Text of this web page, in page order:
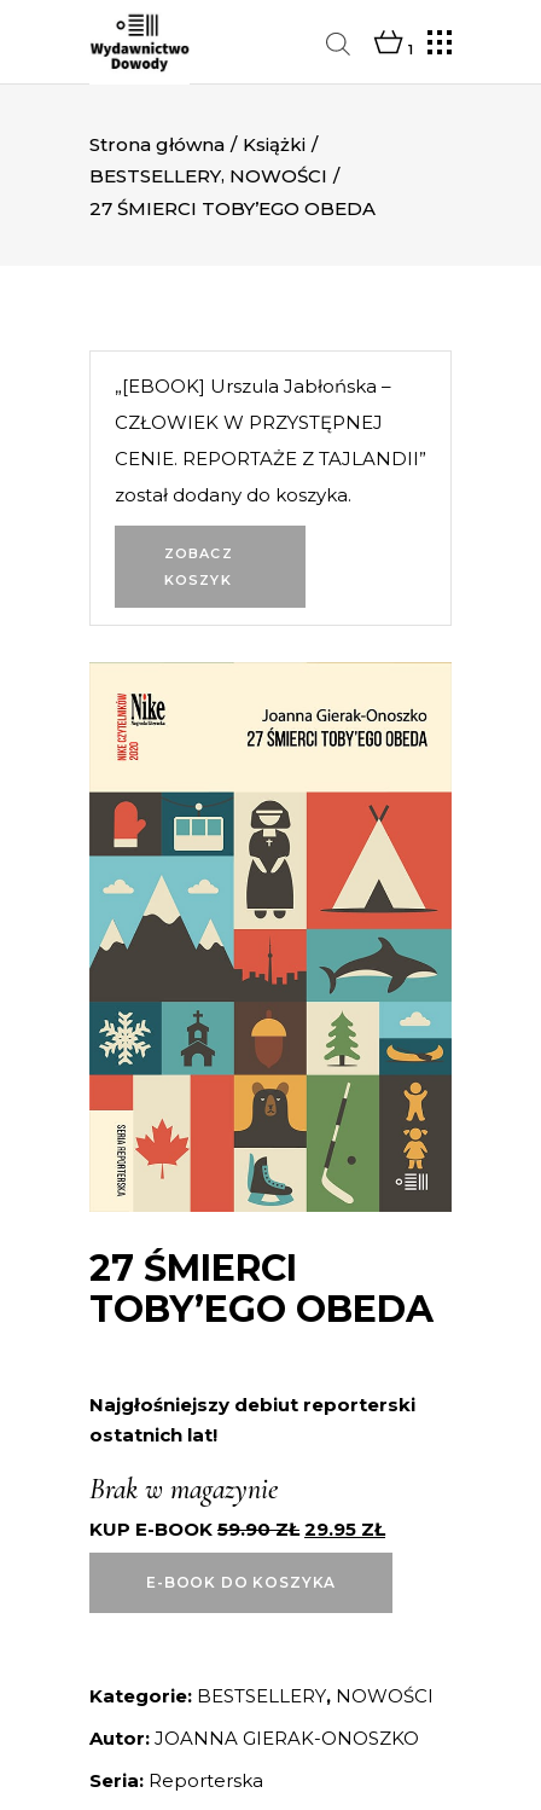
1
Strona główna / Książki /
BESTSELLERY, NOWOŚCI /
27 ŚMIERCI TOBY’EGO OBEDA
ZOBACZ
KOSZYK
„[EBOOK] Urszula Jabłońska –
CZŁOWIEK W PRZYSTĘPNEJ
CENIE. REPORTAŻE Z TAJLANDII”
został dodany do koszyka.
27 ŚMIERCI
TOBY’EGO OBEDA
Najgłośniejszy debiut reporterski
ostatnich lat!
Brak w magazynie
KUP E-BOOK 59.90ZŁ 29.95 ZŁ
E-BOOK DO KOSZYKA
Kategorie: BESTSELLERY, NOWOŚCI
Autor: JOANNA GIERAK-ONOSZKO
Seria: Reporterska